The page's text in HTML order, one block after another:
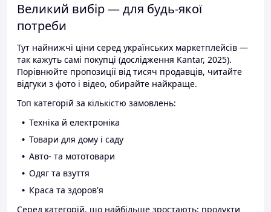
Великий вибір — для будь-якої
потреби
Тут найнижчі ціни серед українських маркетплейсів —
так кажуть самі покупці (дослідження Kantar, 2025).
Порівнюйте пропозиції від тисяч продавців, читайте
відгуки з фото і відео, обирайте найкраще.
Топ категорій за кількістю замовлень:
Техніка й електроніка
Товари для дому і саду
Авто- та мототовари
Одяг та взуття
Краса та здоров'я
Серед категорій, що найбільше зростають: продукти